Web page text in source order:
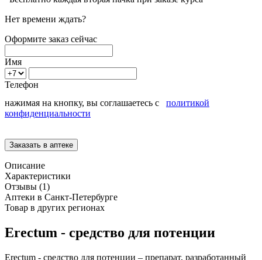
Нет времени ждать?
Оформите заказ сейчас
Имя
Телефон
нажимая на кнопку, вы соглашаетесь с политикой
конфиденциальности
Описание
Характеристики
Отзывы (1)
Аптеки в Санкт-Петербурге
Товар в других регионах
Erectum - средство для потенции
Erectum - средство для потенции – препарат, разработанный